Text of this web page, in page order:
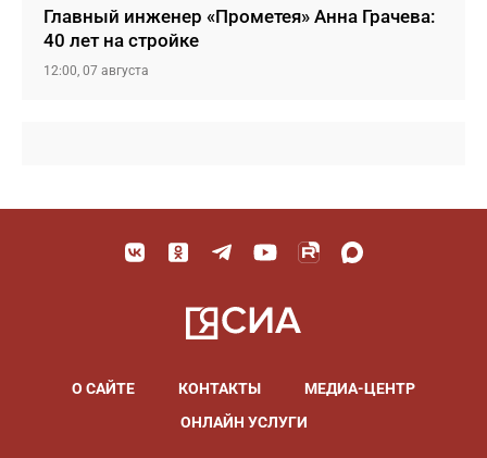
Главный инженер «Прометея» Анна Грачева:
40 лет на стройке
12:00, 07 августа
О САЙТЕ КОНТАКТЫ
МЕДИА-ЦЕНТР
ОНЛАЙН УСЛУГИ